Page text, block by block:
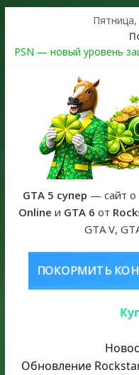
Пятница,
PSN — новый уровень
The Kortz Center Heist
Регистрация в Rockstar
как зарегистрировать
Получайте особые
Fine Art Collector
GTA 6 официальная
Auto VI
GTA 5 супер — сайт о
Online и GTA 6 от
GTA V,
(ДОНАТ)
Обновление